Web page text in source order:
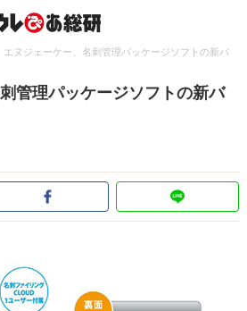
エヌジェーケー、名刺管理パッケージソフトの新バ
管理パッケージソフトの新バ